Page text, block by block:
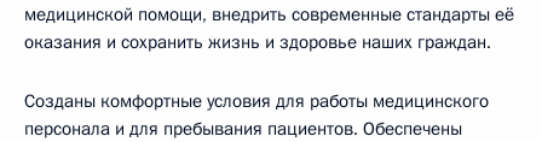
медицинской помощи, внедрить современные стандарты её
оказания и сохранить жизнь и здоровье наших граждан.
Созданы комфортные условия для работы медицинского
персонала и для пребывания пациентов. Обеспечены